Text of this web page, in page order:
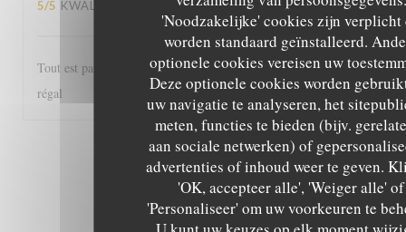
'Noodzakelijke' cookies zijn verplicht
worden standaard geïnstalleerd.
optionele cookies vereisen uw
Deze optionele cookies worden
uw navigatie te analyseren, het
meten, functies te bieden (bijv.
aan sociale netwerken) of
advertenties of inhoud weer te geven.
'OK, accepteer alle', 'Weiger alle' of
'Personaliseer' om uw voorkeuren te
5/5 KWALITEIT / PRIJS : 5/5
Tout est parfait, de l'accueil au service et les plats excellents! Un
régal
1 2 3